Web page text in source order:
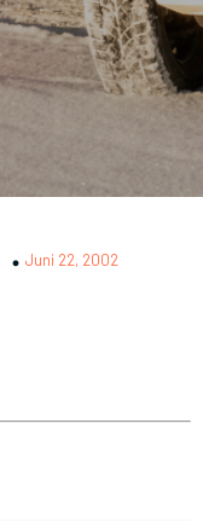
Juni 22, 2002